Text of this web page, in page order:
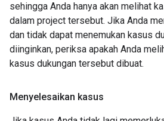
sehingga Anda hanya akan melihat
dalam project tersebut. Jika Anda
dan tidak dapat menemukan kasus
diinginkan, periksa apakah Anda
kasus dukungan tersebut dibuat.
Menyelesaikan kasus